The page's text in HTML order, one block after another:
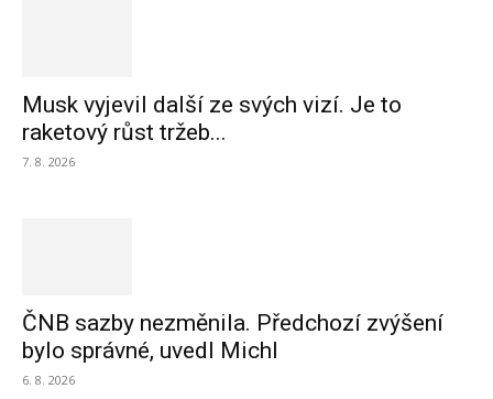
Musk vyjevil další ze svých vizí. Je to
raketový růst tržeb...
7. 8. 2026
ČNB sazby nezměnila. Předchozí zvýšení
bylo správné, uvedl Michl
6. 8. 2026